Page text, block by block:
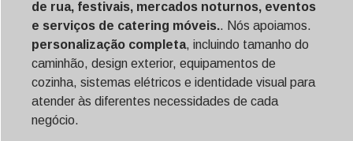
de rua, festivais, mercados noturnos, eventos
e serviços de catering móveis.. Nós apoiamos.
personalização completa, incluindo tamanho do
caminhão, design exterior, equipamentos de
cozinha, sistemas elétricos e identidade visual para
atender às diferentes necessidades de cada
negócio.